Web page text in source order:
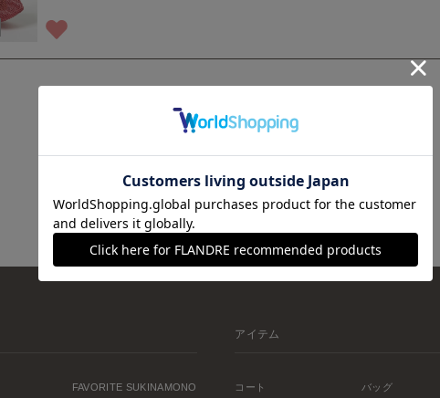
FAVORITE SUKINAMONO
アイテム
コート バッグ